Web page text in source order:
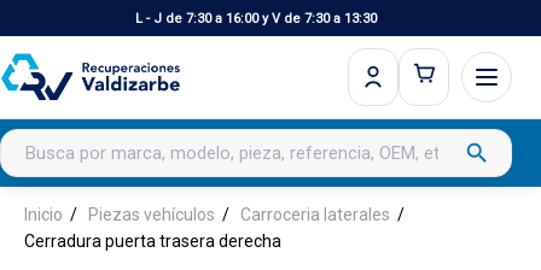
L - J de 7:30 a 16:00 y V de 7:30 a 13:30
Buscar productos search
Inicio Piezas vehículos
Carroceria laterales
Cerradura puerta trasera derecha